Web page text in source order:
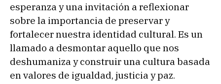
esperanza y una invitación a reflexionar
sobre la importancia de preservar y
fortalecer nuestra identidad cultural. Es un
llamado a desmontar aquello que nos
deshumaniza y construir una cultura basada
en valores de igualdad, justicia y paz.